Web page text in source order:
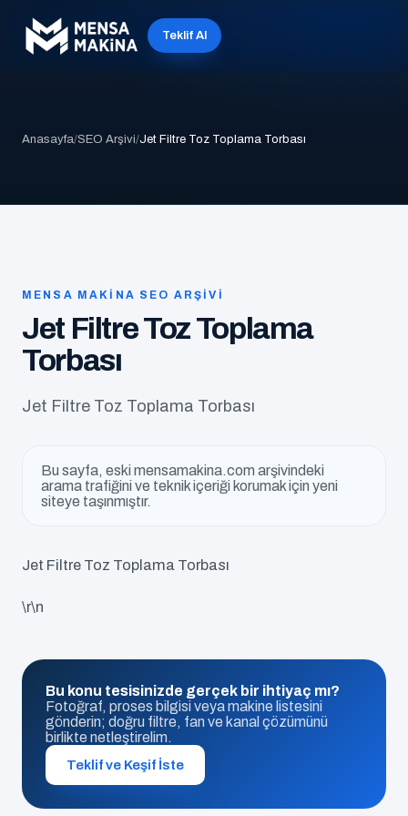
Teklif Al
Anasayfa/SEO Arşivi/Jet Filtre Toz Toplama Torbası
MENSA MAKINA SEO ARŞIVI
Jet Filtre Toz Toplama
Torbası
Jet Filtre Toz Toplama Torbası
Bu sayfa, eski mensamakina.com arşivindeki
arama trafiğini ve teknik içeriği korumak için yeni
siteye taşınmıştır.
Jet Filtre Toz Toplama Torbası
\r\n
Bu konu tesisinizde gerçek bir ihtiyaç mı?
Fotoğraf, proses bilgisi veya makine listesini
gönderin; doğru filtre, fan ve kanal çözümünü
birlikte netleştirelim.
Teklif ve Keşif İste